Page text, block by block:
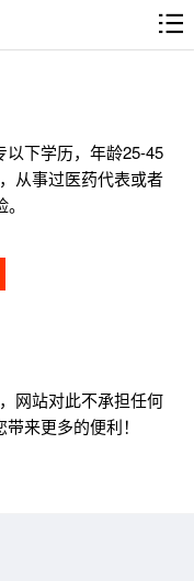
下学历，年龄25-45
从事过医药代表或者
网站对此不承担任何
来更多的便利！